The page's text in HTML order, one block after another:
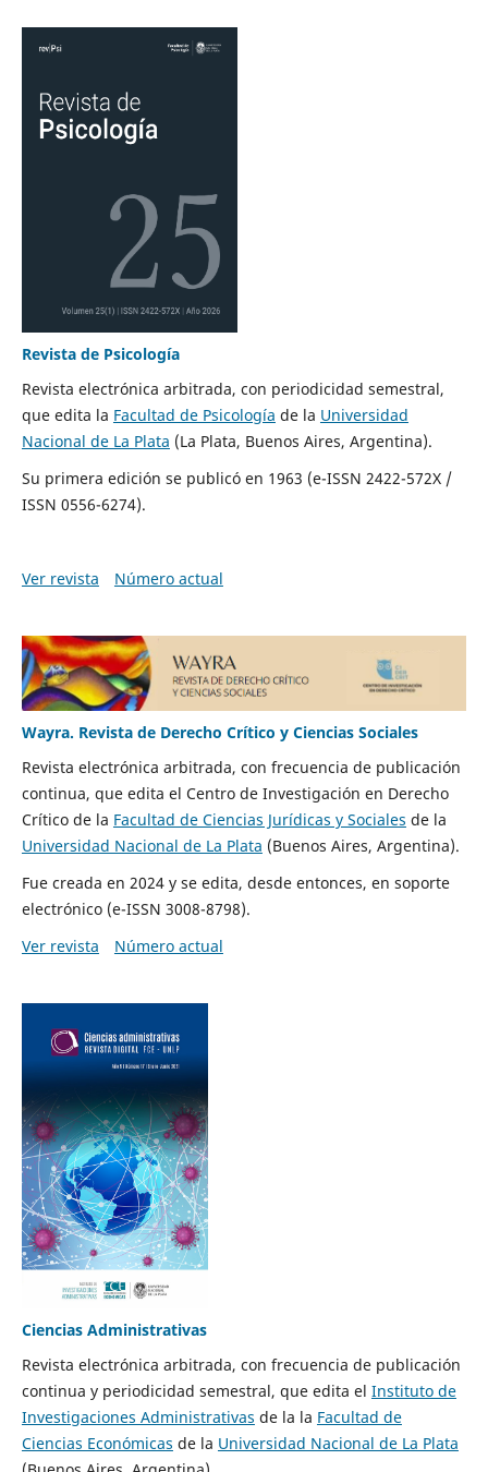
Revista de Psicología
Revista electrónica arbitrada, con periodicidad semestral,
que edita la Facultad de Psicología de la Universidad
Nacional de La Plata (La Plata, Buenos Aires, Argentina).
Su primera edición se publicó en 1963 (e-ISSN 2422-572X /
ISSN 0556-6274).
Ver revista Número actual
Wayra. Revista de Derecho Crítico y Ciencias Sociales
Revista electrónica arbitrada, con frecuencia de publicación
continua, que edita el Centro de Investigación en Derecho
Crítico de la Facultad de Ciencias Jurídicas y Sociales de la
Universidad Nacional de La Plata (Buenos Aires, Argentina).
Fue creada en 2024 y se edita, desde entonces, en soporte
electrónico (e-ISSN 3008-8798).
Ver revista
Número actual
Ciencias Administrativas
Revista electrónica arbitrada, con frecuencia de publicación
continua y periodicidad semestral, que edita el Instituto de
Investigaciones Administrativas de la la Facultad de
Ciencias Económicas de la Universidad Nacional de La Plata